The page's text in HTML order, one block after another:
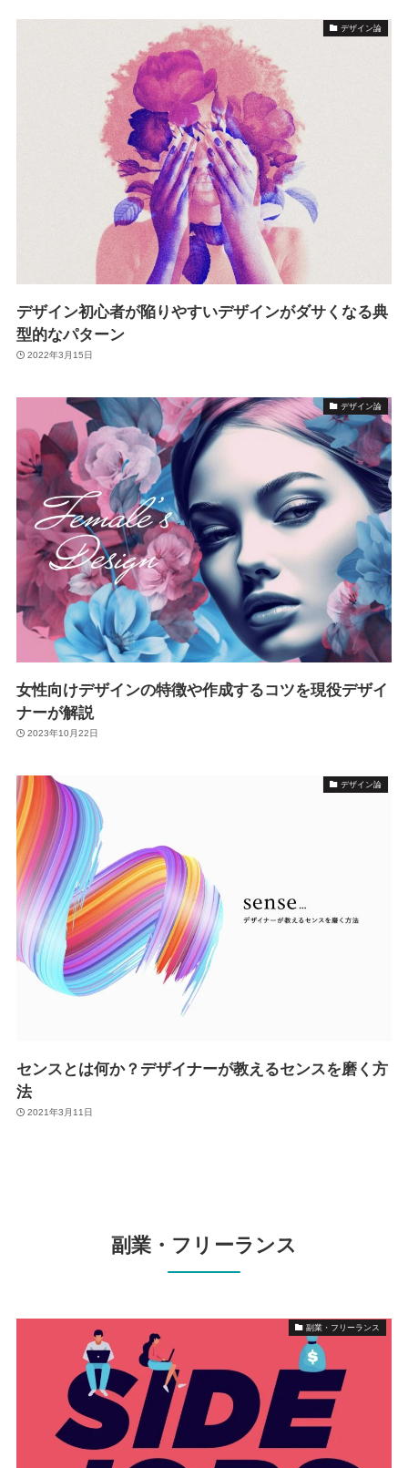
デザイン論
デザイン初心者が陥りやすいデザインがダサくなる典
型的なパターン
2022年3月15日
デザイン論
女性向けデザインの特徴や作成するコツを現役デザイ
ナーが解説
2023年10月22日
デザイン論
センスとは何か？デザイナーが教えるセンスを磨く方
法
2021年3月11日
副業・フリーランス
副業・フリーランス